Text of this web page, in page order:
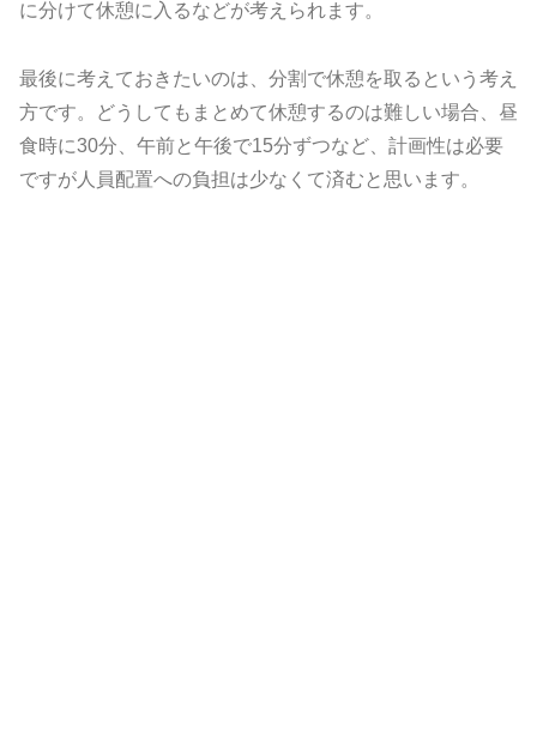
に分けて休憩に入るなどが考えられます。
最後に考えておきたいのは、分割で休憩を取るという考え
方です。どうしてもまとめて休憩するのは難しい場合、昼
食時に30分、午前と午後で15分ずつなど、計画性は必要
ですが人員配置への負担は少なくて済むと思います。